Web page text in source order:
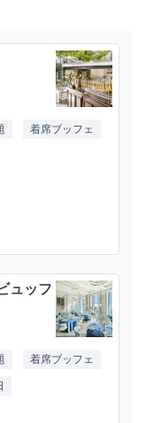
着席ブッフェ
ュッフ
着席ブッフェ